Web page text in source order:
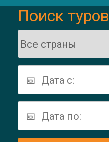
Поиск туров